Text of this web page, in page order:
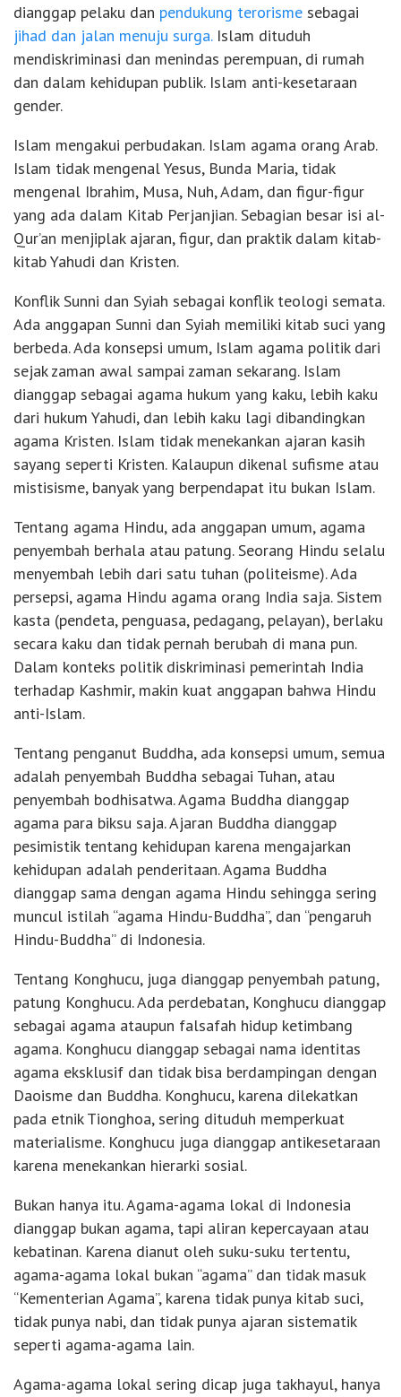
dianggap pelaku dan pendukung terorisme sebagai
jihad dan jalan menuju surga. Islam dituduh
mendiskriminasi dan menindas perempuan, di rumah
dan dalam kehidupan publik. Islam anti-kesetaraan
gender.
Islam mengakui perbudakan. Islam agama orang Arab.
Islam tidak mengenal Yesus, Bunda Maria, tidak
mengenal Ibrahim, Musa, Nuh, Adam, dan figur-figur
yang ada dalam Kitab Perjanjian. Sebagian besar isi al-
Qur’an menjiplak ajaran, figur, dan praktik dalam kitab-
kitab Yahudi dan Kristen.
Konflik Sunni dan Syiah sebagai konflik teologi semata.
Ada anggapan Sunni dan Syiah memiliki kitab suci yang
berbeda. Ada konsepsi umum, Islam agama politik dari
sejak zaman awal sampai zaman sekarang. Islam
dianggap sebagai agama hukum yang kaku, lebih kaku
dari hukum Yahudi, dan lebih kaku lagi dibandingkan
agama Kristen. Islam tidak menekankan ajaran kasih
sayang seperti Kristen. Kalaupun dikenal sufisme atau
mistisisme, banyak yang berpendapat itu bukan Islam.
Tentang agama Hindu, ada anggapan umum, agama
penyembah berhala atau patung. Seorang Hindu selalu
menyembah lebih dari satu tuhan (politeisme). Ada
persepsi, agama Hindu agama orang India saja. Sistem
kasta (pendeta, penguasa, pedagang, pelayan), berlaku
secara kaku dan tidak pernah berubah di mana pun.
Dalam konteks politik diskriminasi pemerintah India
terhadap Kashmir, makin kuat anggapan bahwa Hindu
anti-Islam.
Tentang penganut Buddha, ada konsepsi umum, semua
adalah penyembah Buddha sebagai Tuhan, atau
penyembah bodhisatwa. Agama Buddha dianggap
agama para biksu saja. Ajaran Buddha dianggap
pesimistik tentang kehidupan karena mengajarkan
kehidupan adalah penderitaan. Agama Buddha
dianggap sama dengan agama Hindu sehingga sering
muncul istilah “agama Hindu-Buddha”, dan “pengaruh
Hindu-Buddha” di Indonesia.
Tentang Konghucu, juga dianggap penyembah patung,
patung Konghucu. Ada perdebatan, Konghucu dianggap
sebagai agama ataupun falsafah hidup ketimbang
agama. Konghucu dianggap sebagai nama identitas
agama eksklusif dan tidak bisa berdampingan dengan
Daoisme dan Buddha. Konghucu, karena dilekatkan
pada etnik Tionghoa, sering dituduh memperkuat
materialisme. Konghucu juga dianggap antikesetaraan
karena menekankan hierarki sosial.
Bukan hanya itu. Agama-agama lokal di Indonesia
dianggap bukan agama, tapi aliran kepercayaan atau
kebatinan. Karena dianut oleh suku-suku tertentu,
agama-agama lokal bukan “agama” dan tidak masuk
“Kementerian Agama”, karena tidak punya kitab suci,
tidak punya nabi, dan tidak punya ajaran sistematik
seperti agama-agama lain.
Agama-agama lokal sering dicap juga takhayul, hanya